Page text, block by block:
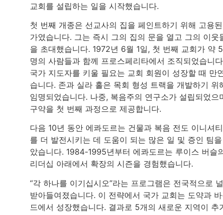
교회를 설립하는 일을 시작했습니다.
첫 번째 개종은 선교사의 집을 페인트하기 위해 고용
가였습니다. 그는 즉시 그의 집의 문을 열고 그의 이웃
을 초대했습니다. 1972년 6월 1일, 첫 번째 교회가 약
명의 사람들과 함께 프로스페리타에서 조직되었습니
국가 지도자를 키울 필요는 교회 회원이 성장할 때 만
습니다. 존과 실라 홀은 목회 형성 트랙을 개발하기 위
임명되었습니다. 나중, 복음주의 연구소가 설립되었으
구약을 첫 번째 과정으로 제공합니다.
다음 10년 동안 에콰도르는 건물과 복음 전도 이니셔
를 더 발전시키는 데 도움이 되는 많은 일 및 증인 팀
았습니다. 1984-1995년부터 에콰도르는 루이스 버슬
리더십 아래에서 확장의 시즌을 경험했습니다.
“각 하나를 이기십시오”라는 프로그램은 전국적으로
받아들여졌습니다. 이 전략에서 국가 교회는 도약과
드에서 성장했습니다. 결과로 5개의 새로운 지역이 추